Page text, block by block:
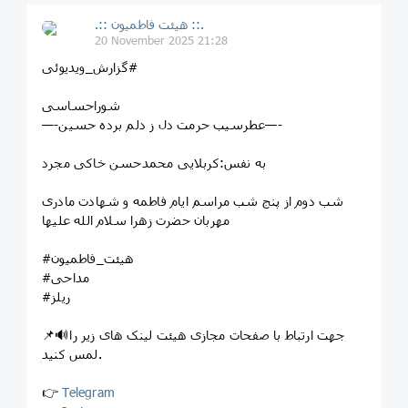
.:: هیئت فاطمیون ::.
20 November 2025 21:28
⁨ #گزارش_ویدیوئی
شوراحساسی
—-عطرسیب حرمت دل ز دلم برده حسین—-
به نفس:کربلایی محمدحسن خاکی مجرد
شب دوم از پنج شب مراسم ایام فاطمه و شهادت مادری
مهربان حضرت زهرا سلام الله علیها
#هیئت_فاطمیون
#مداحی
📌🔊جهت ارتباط با صفحات مجازی هیئت لینک های زیر را
لمس کنید.
👉Telegram